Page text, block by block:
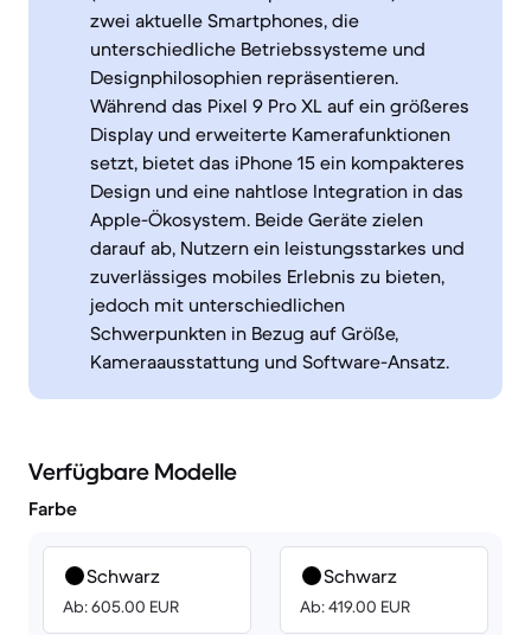
zwei aktuelle Smartphones, die
unterschiedliche Betriebssysteme und
Designphilosophien repräsentieren.
Während das Pixel 9 Pro XL auf ein größeres
Display und erweiterte Kamerafunktionen
setzt, bietet das iPhone 15 ein kompakteres
Design und eine nahtlose Integration in das
Apple-Ökosystem. Beide Geräte zielen
darauf ab, Nutzern ein leistungsstarkes und
zuverlässiges mobiles Erlebnis zu bieten,
jedoch mit unterschiedlichen
Schwerpunkten in Bezug auf Größe,
Kameraausstattung und Software-Ansatz.
Verfügbare Modelle
Farbe
Schwarz
Ab: 605.00 EUR
Schwarz
Ab: 419.00 EUR